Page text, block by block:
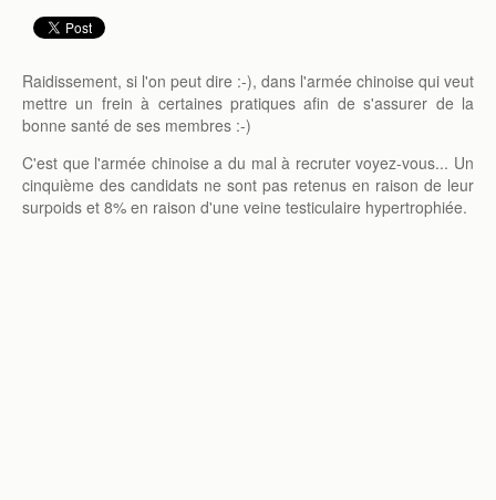
Raidissement, si l'on peut dire :-), dans l'armée chinoise qui veut
mettre un frein à certaines pratiques afin de s'assurer de la
bonne santé de ses membres :-)
C'est que l'armée chinoise a du mal à recruter voyez-vous... Un
cinquième des candidats ne sont pas retenus en raison de leur
surpoids et 8% en raison d'une veine testiculaire hypertrophiée.